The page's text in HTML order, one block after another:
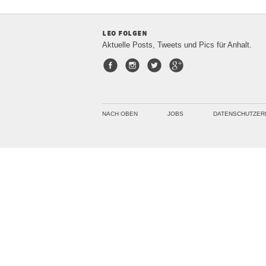
leo folgen
Aktuelle Posts, Tweets und Pics für Anhalt.
FacebookInstagram
Twitter
NACH OBEN JOBS